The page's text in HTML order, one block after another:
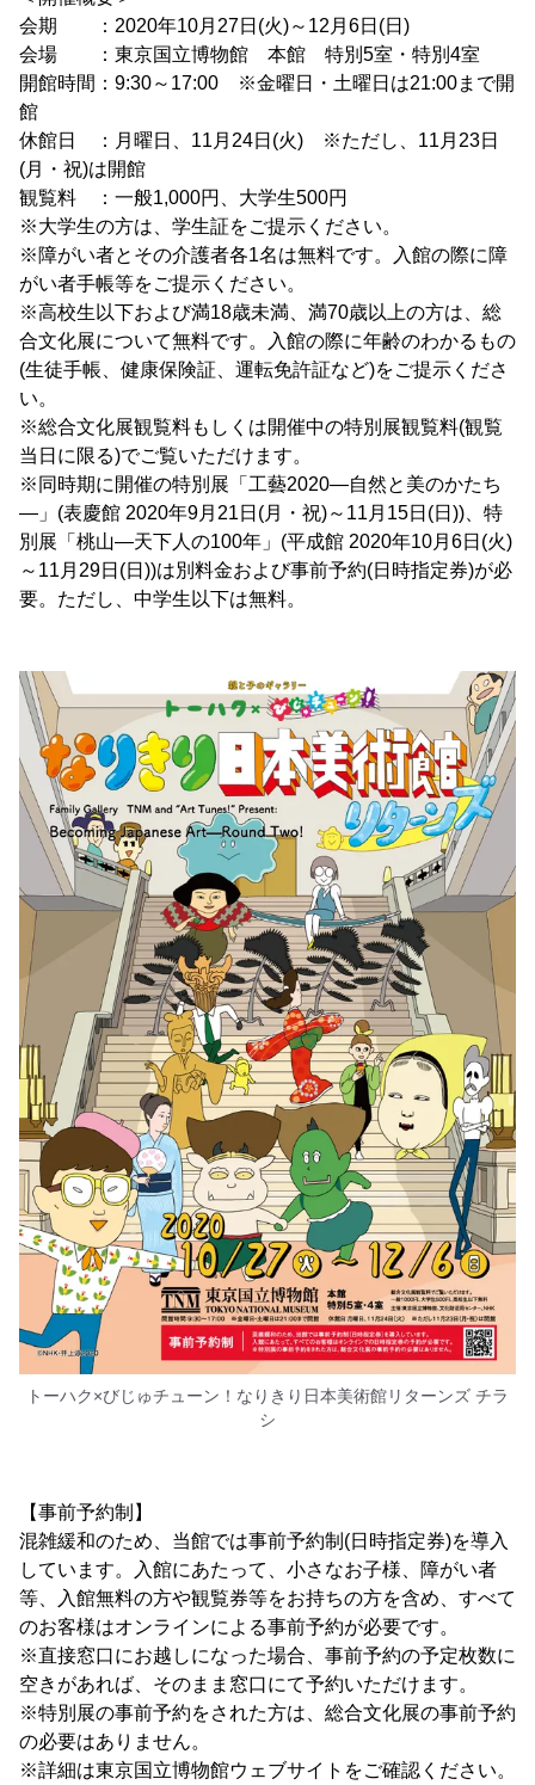
会期 ：2020年10月27日(火)～12月6日(日)
会場 ：東京国立博物館 本館 特別5室・特別4室
開館時間：9:30～17:00 ※金曜日・土曜日は21:00まで開
館
休館日 ：月曜日、11月24日(火) ※ただし、11月23日
(月・祝)は開館
観覧料 ：一般1,000円、大学生500円
※大学生の方は、学生証をご提示ください。
※障がい者とその介護者各1名は無料です。入館の際に障
がい者手帳等をご提示ください。
※高校生以下および満18歳未満、満70歳以上の方は、総
合文化展について無料です。入館の際に年齢のわかるもの
(生徒手帳、健康保険証、運転免許証など)をご提示くださ
い。
※総合文化展観覧料もしくは開催中の特別展観覧料(観覧
当日に限る)でご覧いただけます。
※同時期に開催の特別展「工藝2020―自然と美のかたち
―」(表慶館 2020年9月21日(月・祝)～11月15日(日))、特
別展「桃山―天下人の100年」(平成館 2020年10月6日(火)
～11月29日(日))は別料金および事前予約(日時指定券)が必
要。ただし、中学生以下は無料。
トーハク×びじゅチューン！なりきり日本美術館リターンズ チラ
シ
【事前予約制】
混雑緩和のため、当館では事前予約制(日時指定券)を導入
しています。入館にあたって、小さなお子様、障がい者
等、入館無料の方や観覧券等をお持ちの方を含め、すべて
のお客様はオンラインによる事前予約が必要です。
※直接窓口にお越しになった場合、事前予約の予定枚数に
空きがあれば、そのまま窓口にて予約いただけます。
※特別展の事前予約をされた方は、総合文化展の事前予約
の必要はありません。
※詳細は東京国立博物館ウェブサイトをご確認ください。